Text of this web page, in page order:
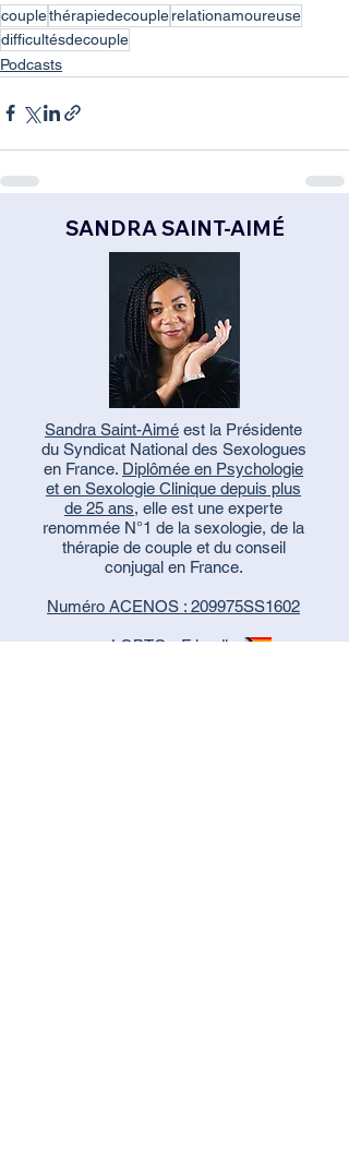
couplethérapiedecouplerelationamoureuse
difficultésdecouple
Podcasts
SANDRA SAINT-AIMÉ
Sandra Saint-Aimé est la Présidente
du Syndicat National des Sexologues
en France. Diplômée en Psychologie
et en Sexologie Clinique depuis plus
de 25 ans, elle est une experte
renommée N°1 de la sexologie, de la
thérapie de couple et du conseil
conjugal en France.
Numéro ACENOS : 209975SS1602
LGBTQ+ Friendly